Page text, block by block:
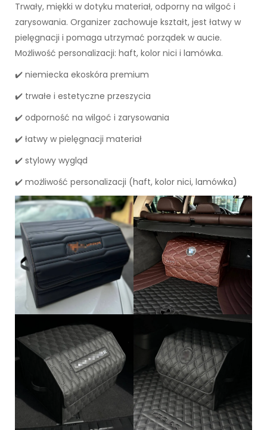
Trwały, miękki w dotyku materiał, odporny na wilgoć i
zarysowania. Organizer zachowuje kształt, jest łatwy w
pielęgnacji i pomaga utrzymać porządek w aucie.
Możliwość personalizacji: haft, kolor nici i lamówka.
✔️ niemiecka ekoskóra premium
✔️ trwałe i estetyczne przeszycia
✔️ odporność na wilgoć i zarysowania
✔️ łatwy w pielęgnacji materiał
✔️ stylowy wygląd
✔️ możliwość personalizacji (haft, kolor nici, lamówka)